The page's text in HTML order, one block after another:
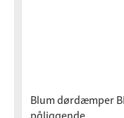
Blum dørdæmper